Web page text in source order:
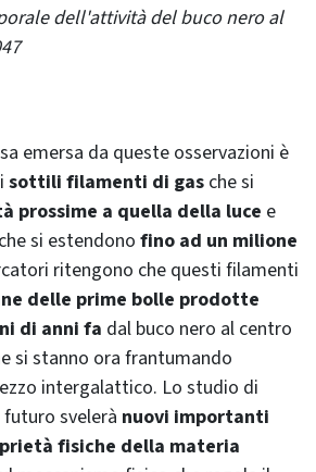
dell'attività del buco nero al
emersa da queste osservazioni è
sottili filamenti di gas che si
prossime a quella della luce e
che si estendono fino ad un milione
ritengono che questi filamenti
delle prime bolle prodotte
di anni fa dal buco nero al centro
si stanno ora frantumando
intergalattico. Lo studio di
svelerà nuovi importanti
fisiche della materia